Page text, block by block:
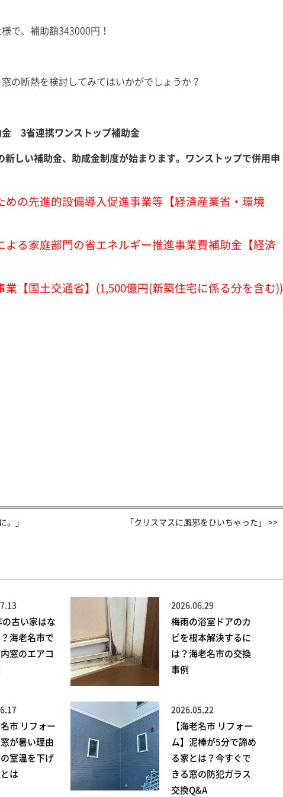
で、補助額343000円！
の断熱を検討してみてはいかがでしょうか？
金 3省連携ワンストップ補助金
新しい補助金、助成金制度が始まります。ワンストップで併用申
めの先進的設備導入促進事業等【経済産業省・環境
よる家庭部門の省エネルギー推進事業費補助金【経済
業【国土交通省】(1,500億円(新築住宅に係る分を含む))
。」 「クリスマスに風邪をひいちゃった」 >>
古い家はな
海老名市で
窓のエアコ
2026.06.29
梅雨の浴室ドアのカ
ビを根本解決するに
は？海老名市の交換
事例
名市 リフォー
が暑い理由
室温を下げ
は
2026.05.22
【海老名市 リフォー
ム】泥棒が5分で諦め
る家とは？今すぐで
きる窓の防犯ガラス
交換Q&A